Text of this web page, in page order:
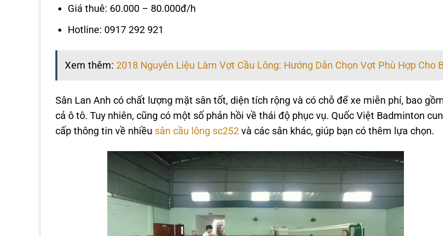
Giá thuê: 60.000 – 80.000đ/h
Hotline: 0917 292 921
Xem thêm: 2018 Nguyên Liệu Làm Vợt Cầu Lông: Hướng Dẫn Chọn Vợt Phù Hợp Cho
Sân Lan Anh có chất lượng mặt sân tốt, diện tích rộng và có chỗ để xe miễn phí, bao
cả ô tô. Tuy nhiên, cũng có một số phản hồi về thái độ phục vụ. Quốc Việt Badminton
cấp thông tin về nhiều sân cầu lông sc252và các sân khác, giúp bạn có thêm lựa chọn.